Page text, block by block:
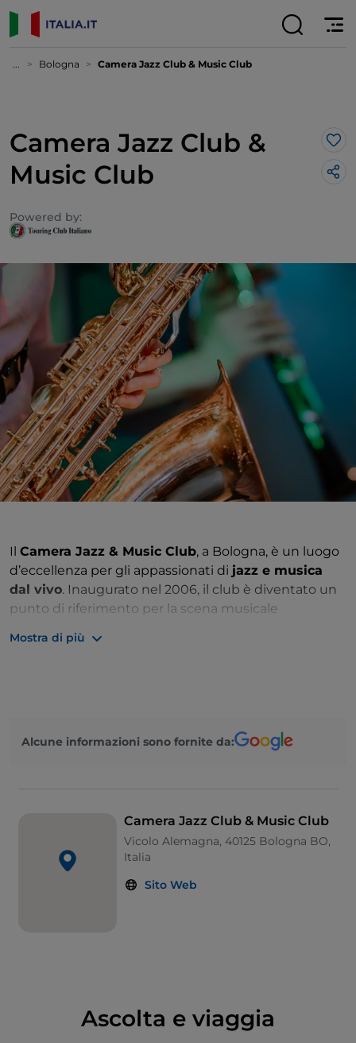
... Bologna Camera Jazz Club & Music Club
Camera Jazz Club &
Music Club
Powered by:
Il Camera Jazz & Music Club, a Bologna, è un luogo
d’eccellenza per gli appassionati di jazz e musica
dal vivo. Inaugurato nel 2006, il club è diventato un
punto di riferimento per la scena musicale
qualità che spazia dal jazz tradizionale alle nuove
l’atmosfera ideale per un’esperienza musicale
intensa e coinvolgente. La vicinanza tra gli artisti e il
Mostra di più
Alcune informazioni sono fornite da:
Camera Jazz Club & Music Club
Vicolo Alemagna, 40125 Bologna BO,
Italia
Sito Web
Ascolta e viaggia